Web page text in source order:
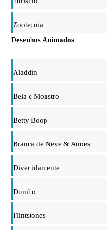
Zootecnia
Desenhos Animados
Aladdin
Bela e Monstro
Betty Boop
Branca de Neve & Anões
Divertidamente
Dumbo
Flintstones